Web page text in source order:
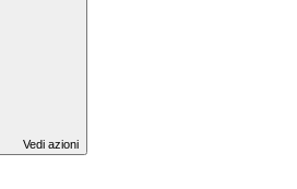
Vedi azioni